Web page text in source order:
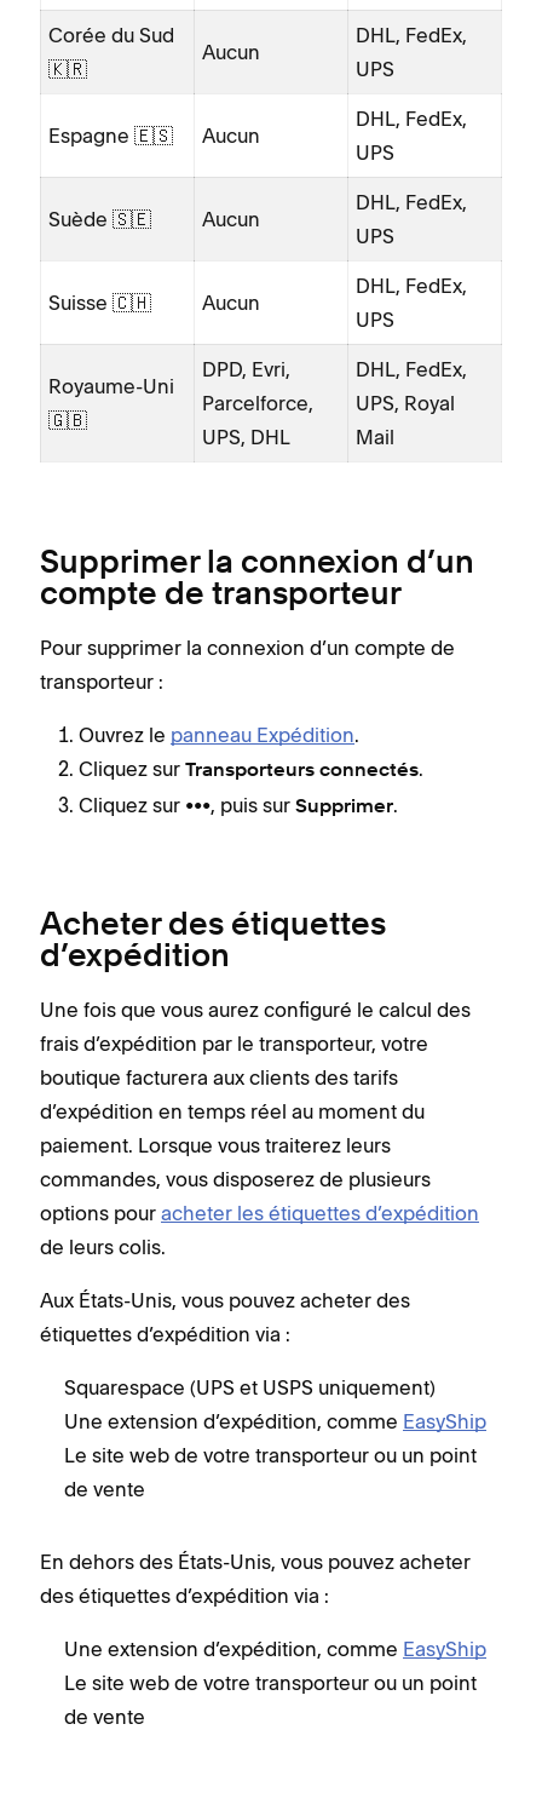
Corée du Sud
🇰🇷
Aucun
DHL, FedEx,
UPS
Espagne 🇪🇸 Aucun
DHL, FedEx,
UPS
Suède 🇸🇪 Aucun
DHL, FedEx,
UPS
Suisse 🇨🇭 Aucun
DHL, FedEx,
UPS
Royaume-Uni
🇬🇧
DPD, Evri,
Parcelforce,
UPS, DHL
DHL, FedEx,
UPS, Royal
Mail
Supprimer la connexion d’un
compte de transporteur
Pour supprimer la connexion d’un compte de
transporteur :
Ouvrez le panneau Expédition.
Cliquez sur Transporteurs connectés.
Cliquez sur •••, puis sur Supprimer.
Acheter des étiquettes
d’expédition
Une fois que vous aurez configuré le calcul des
frais d’expédition par le transporteur, votre
boutique facturera aux clients des tarifs
d’expédition en temps réel au moment du
paiement. Lorsque vous traiterez leurs
commandes, vous disposerez de plusieurs
options pour acheter les étiquettes d’expédition
de leurs colis.
Aux États-Unis, vous pouvez acheter des
étiquettes d’expédition via :
Squarespace (UPS et USPS uniquement)
Une extension d’expédition, comme EasyShip
Le site web de votre transporteur ou un point
de vente
En dehors des États-Unis, vous pouvez acheter
des étiquettes d’expédition via :
Une extension d’expédition, comme EasyShip
Le site web de votre transporteur ou un point
de vente